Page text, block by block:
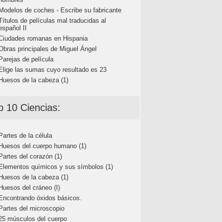
de coches - Escribe su fabricante
de películas mal traducidas al
II
romanas en Hispania
principales de Miguel Ángel
de película
las sumas cuyo resultado es 23
de la cabeza (1)
10 Ciencias:
de la célula
del cuerpo humano (1)
del corazón (1)
químicos y sus símbolos (1)
de la cabeza (1)
del cráneo (I)
óxidos básicos.
del microscopio
músculos del cuerpo